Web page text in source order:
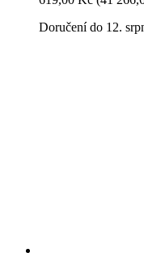
Doručení do 12.